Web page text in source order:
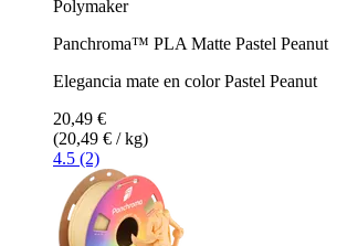
Polymaker
Panchroma™ PLA Matte Pastel Peanut
Elegancia mate en color Pastel Peanut
20,49 €
(20,49 € / kg)
4.5 (2)